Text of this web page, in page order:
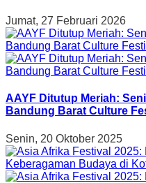
Jumat, 27 Februari 2026
AAYF Ditutup Meriah:
Bandung Barat Culture
Senin, 20 Oktober 2025